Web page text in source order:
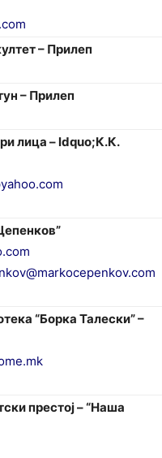
– Прилеп
– Прилеп
лица – ldquo;К.К.
“Борка Талески” –
престој – “Наша